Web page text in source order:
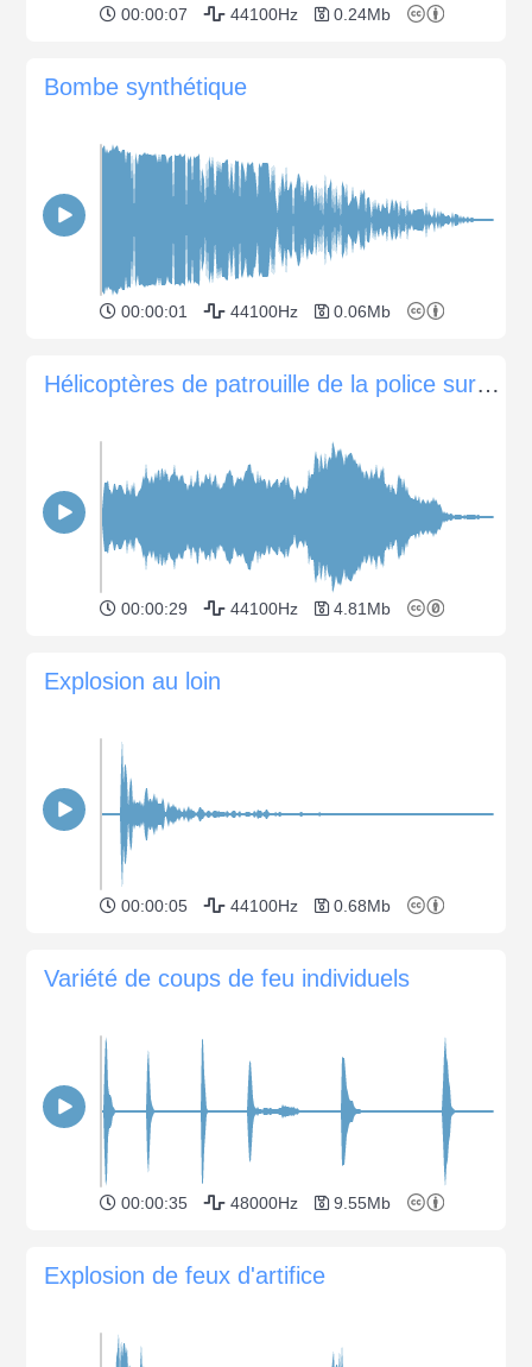
00:00:07 44100Hz 0.24Mb
Bombe synthétique
00:00:01 44100Hz 0.06Mb
Hélicoptères de patrouille de la police survolant la ville
00:00:29 44100Hz 4.81Mb
Explosion au loin
00:00:05 44100Hz 0.68Mb
Variété de coups de feu individuels
00:00:35 48000Hz 9.55Mb
Explosion de feux d'artifice